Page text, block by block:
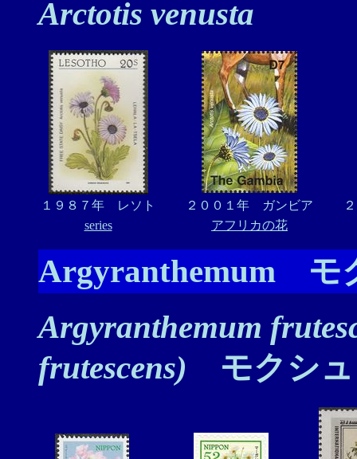
Arctotis venusta
１９８７年 レソト ２００１年 ガンビア
series
アフリカの花
Argyranthemum モ
Argyranthemum
frutescens) モクシュ